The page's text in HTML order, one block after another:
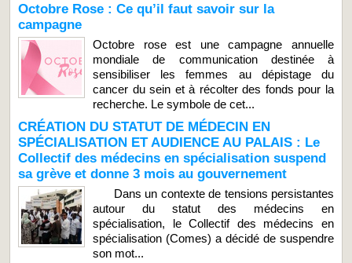
Octobre Rose : Ce qu’il faut savoir sur la
campagne
Octobre rose est une campagne annuelle
mondiale de communication destinée à
sensibiliser les femmes au dépistage du
cancer du sein et à récolter des fonds pour la
recherche. Le symbole de cet...
CRÉATION DU STATUT DE MÉDECIN EN
SPÉCIALISATION ET AUDIENCE AU PALAIS : Le
Collectif des médecins en spécialisation suspend
sa grève et donne 3 mois au gouvernement
Dans un contexte de tensions persistantes
autour du statut des médecins en
spécialisation, le Collectif des médecins en
spécialisation (Comes) a décidé de suspendre
son mot...